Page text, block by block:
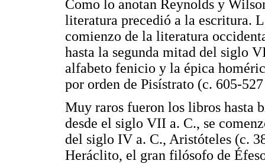
Como lo anotan Reynolds y
literatura precedió a la escritura.
comienzo de la literatura
hasta la segunda mitad del siglo
alfabeto fenicio y la épica
por orden de Pisístrato (c. 605-
Muy raros fueron los libros hasta
desde el siglo VII a. C., se
del siglo IV a. C., Aristóteles (c.
Heráclito, el gran filósofo de